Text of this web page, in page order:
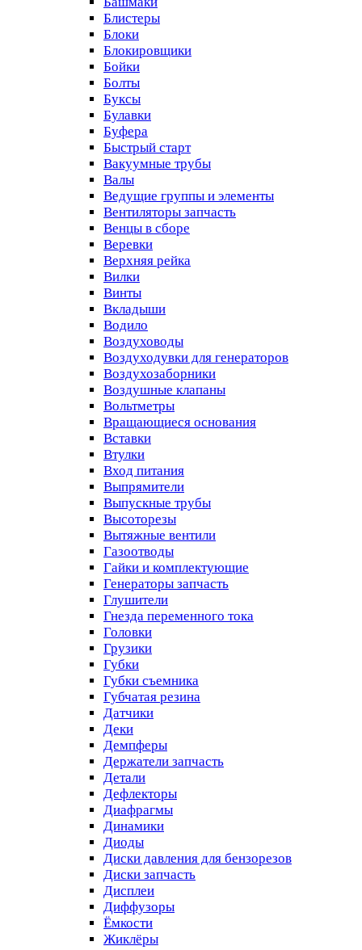
Блистеры
Блоки
Блокировщики
Бойки
Болты
Буксы
Булавки
Буфера
Быстрый старт
Вакуумные трубы
Валы
Ведущие группы и элементы
Вентиляторы запчасть
Венцы в сборе
Веревки
Верхняя рейка
Вилки
Винты
Вкладыши
Водило
Воздуховоды
Воздуходувки для генераторов
Воздухозаборники
Воздушные клапаны
Вольтметры
Вращающиеся основания
Вставки
Втулки
Вход питания
Выпрямители
Выпускные трубы
Высоторезы
Вытяжные вентили
Газоотводы
Гайки и комплектующие
Генераторы запчасть
Глушители
Гнезда переменного тока
Головки
Грузики
Губки
Губки съемника
Губчатая резина
Датчики
Деки
Демпферы
Держатели запчасть
Детали
Дефлекторы
Диафрагмы
Динамики
Диоды
Диски давления для бензорезов
Диски запчасть
Дисплеи
Диффузоры
Ёмкости
Жиклёры